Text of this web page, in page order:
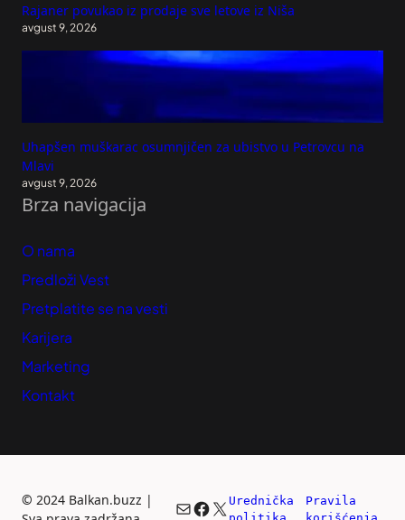
Rajaner povukao iz prodaje sve letove iz Niša
avgust 9, 2026
Uhapšen muškarac osumnjičen za ubistvo u Petrovcu na
Mlavi
avgust 9, 2026
Brza navigacija
O nama
Predloži Vest
Pretplatite se na vesti
Karijera
Marketing
Kontakt
© 2024 Balkan.buzz |
Mail
Facebook
X Urednička
politika
Pravila
korišćenja